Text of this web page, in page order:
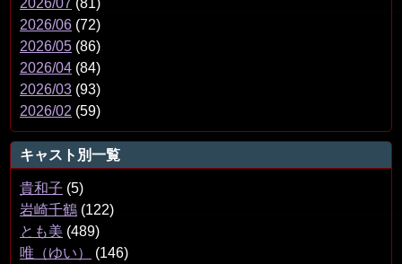
2026/06 (72)
2026/05 (86)
2026/04 (84)
2026/03 (93)
2026/02 (59)
キャスト別一覧
貴和子 (5)
岩崎千鶴 (122)
とも美 (489)
唯（ゆい）
(146)